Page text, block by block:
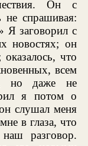
Он с
не спрашивая:
Я заговорил с
новостях; он
что
всем
но даже не
я потом о
слушал меня
в глаза, что
разговор.